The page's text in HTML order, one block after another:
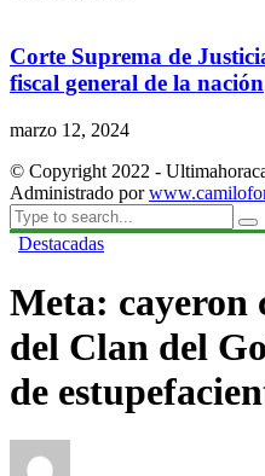
Corte Suprema de
fiscal general de la nación
marzo 12, 2024
© Copyright 2022 -
Administrado por
Destacadas
Meta: cayeron
del Clan del
de